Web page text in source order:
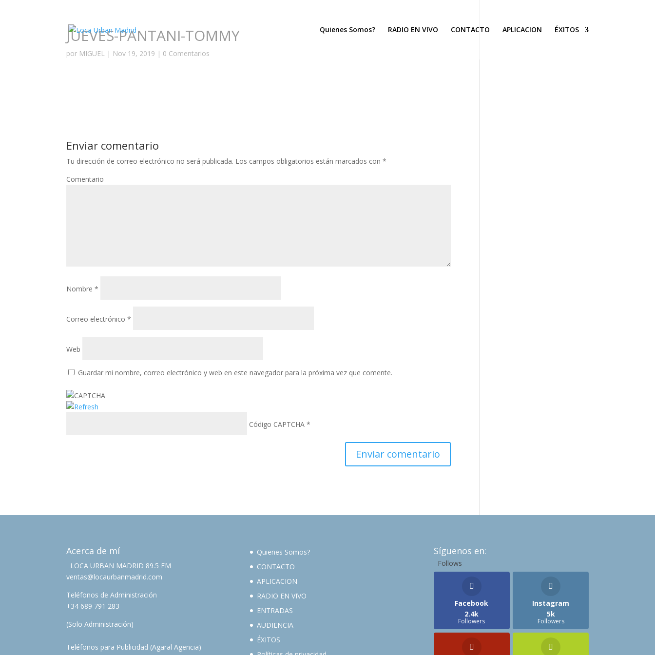
Quienes Somos? RADIO EN VIVO CONTACTO APLICACION ÉXITOS
JUEVES-PANTANI-TOMMY
por MIGUEL | Nov 19, 2019 | 0 Comentarios
Enviar comentario
Tu dirección de correo electrónico no será publicada. Los campos obligatorios están marcados con *
Comentario
Nombre *
Correo electrónico *
Web
Guardar mi nombre, correo electrónico y web en este navegador para la próxima vez que comente.
Código CAPTCHA*
Acerca de mí
LOCA URBAN MADRID 89.5 FM
ventas@locaurbanmadrid.com
Teléfonos de Administración
+34 689 791 283
(Solo Administración)
Teléfonos para Publicidad (Agaral Agencia)
Quienes Somos?
CONTACTO
APLICACION
RADIO EN VIVO
ENTRADAS
AUDIENCIA
ÉXITOS
Síguenos en:
Follows
Facebook
2.4k
Followers
Instagram
5k
Followers